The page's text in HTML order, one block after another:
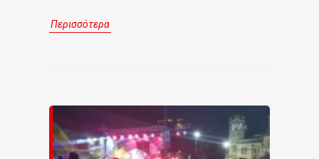
Περισσότερα